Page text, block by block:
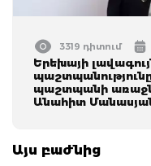
3319 դիտում
Երեխայի
պաշտպանի
Անահիտ
Այս բաժնից